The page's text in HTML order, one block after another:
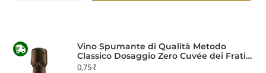
Vino Spumante di Qualità Metodo
Classico Dosaggio Zero Cuvée dei Frati
Ca' dei Frati
0,75 ℓ